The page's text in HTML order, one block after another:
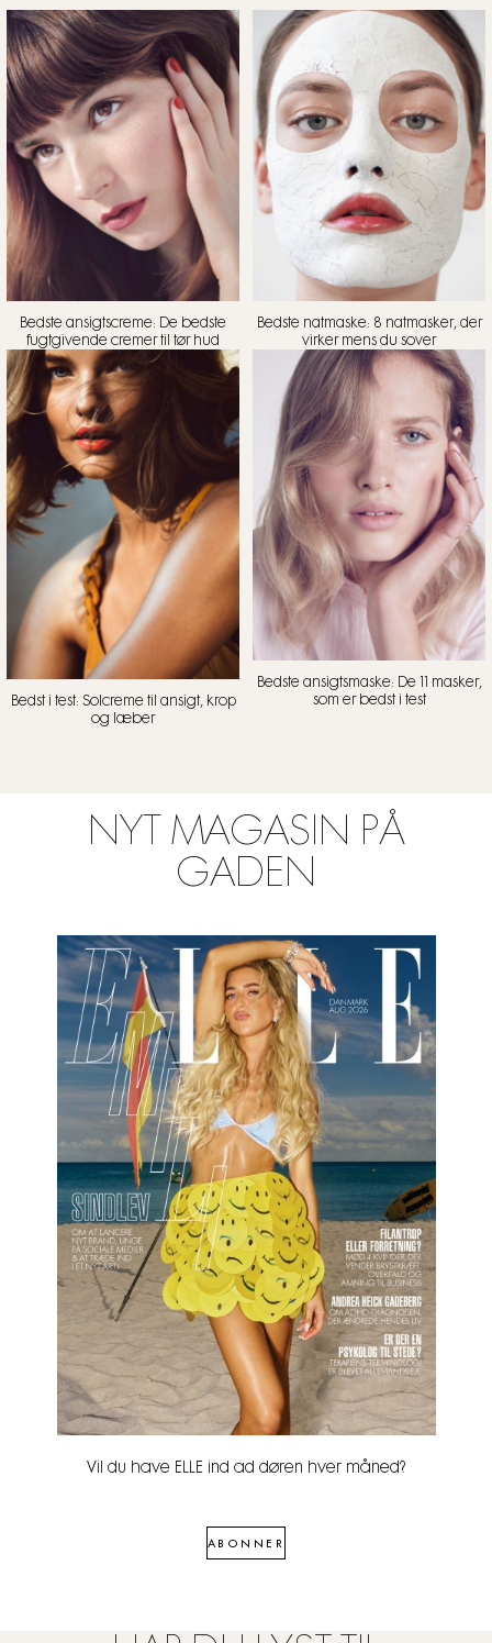
Bedste ansigtscreme: De bedste
fugtgivende cremer til tør hud
Bedste natmaske: 8 natmasker, der
virker mens du sover
Bedst i test: Solcreme til ansigt, krop
og læber
Bedste ansigtsmaske: De 11 masker,
som er bedst i test
NYT MAGASIN PÅ
GADEN
Vil du have ELLE ind ad døren hver måned?
ABONNER